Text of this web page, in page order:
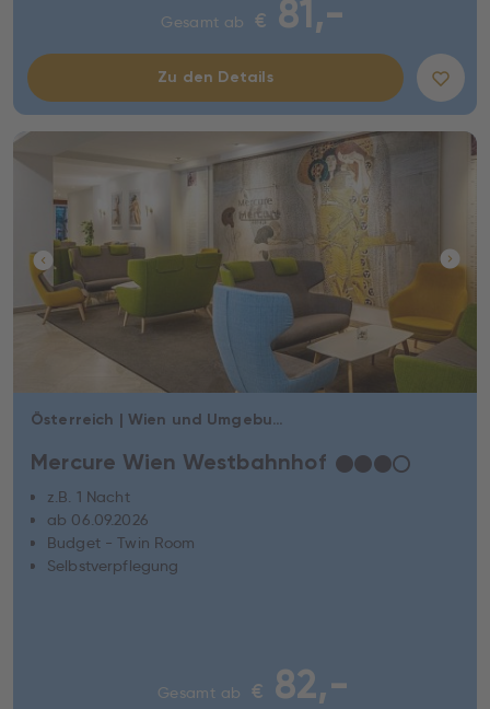
Gesamt ab € 81,-
Zu den Details
Österreich | Wien und Umgebung | Wien
Mercure Wien Westbahnhof ★★★☆
z.B. 1 Nacht
ab 06.09.2026
Budget - Twin Room
Selbstverpflegung
Gesamt ab € 82,-